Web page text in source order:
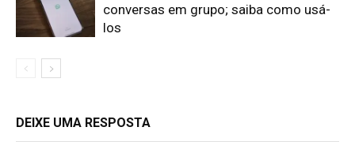
conversas em grupo; saiba como usá-
los
DEIXE UMA RESPOSTA